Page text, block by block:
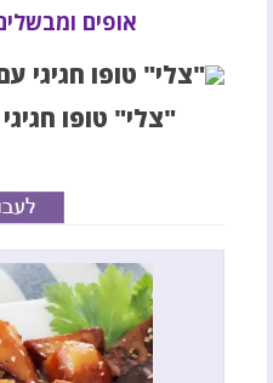
אופים
"צלי" טופו